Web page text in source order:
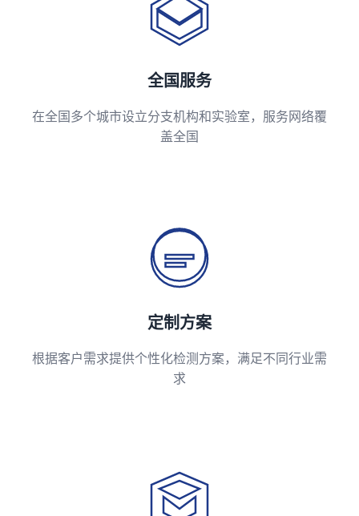
全国服务
在全国多个城市设立分支机构和实验室，服务网络覆
盖全国
定制方案
根据客户需求提供个性化检测方案，满足不同行业需
求